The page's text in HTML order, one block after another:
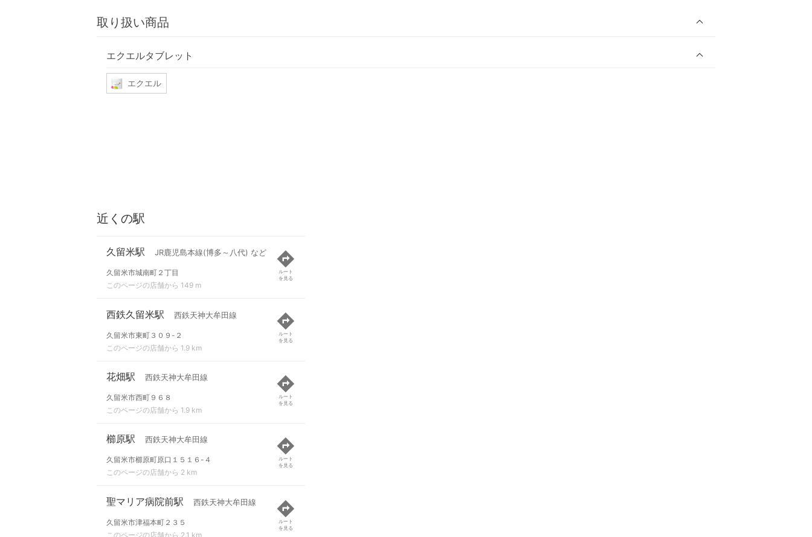
取り扱い商品
エクエルタブレット
エクエル
近くの駅
久留米駅 JR鹿児島本線(博多～八代) など
久留米市城南町２丁目
このページの店舗から 149 m
ルート
を見る
西鉄久留米駅 西鉄天神大牟田線
久留米市東町３０９-２
このページの店舗から 1.9 km
ルート
を見る
花畑駅 西鉄天神大牟田線
久留米市西町９６８
このページの店舗から 1.9 km
ルート
を見る
櫛原駅 西鉄天神大牟田線
久留米市櫛原町原口１５１６-４
このページの店舗から 2 km
ルート
を見る
聖マリア病院前駅 西鉄天神大牟田線
久留米市津福本町２３５
このページの店舗から 2.1 km
ルート
を見る